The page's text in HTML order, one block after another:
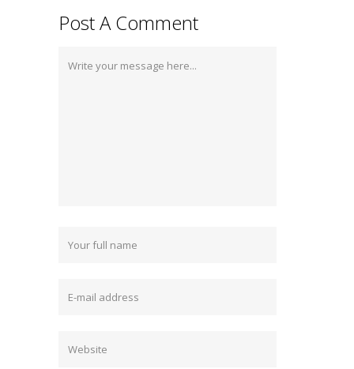
Post A Comment